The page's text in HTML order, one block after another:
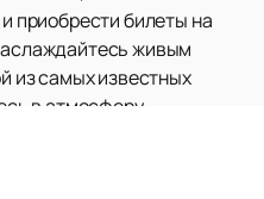
приобрести билеты на
живым
из самых известных
в атмосферу